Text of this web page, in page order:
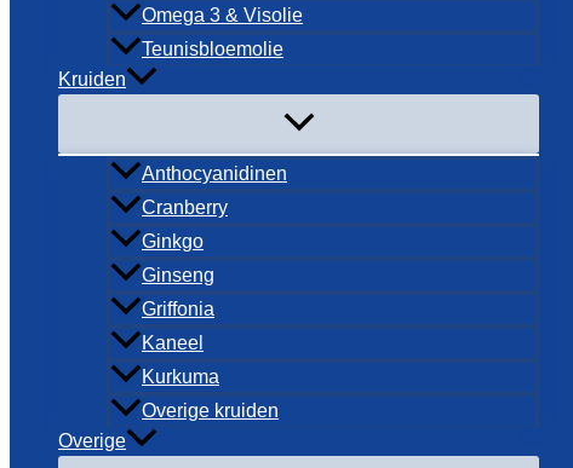
Omega 3 & Visolie
Teunisbloemolie
Kruiden
Anthocyanidinen
Cranberry
Ginkgo
Ginseng
Griffonia
Kaneel
Kurkuma
Overige kruiden
Overige